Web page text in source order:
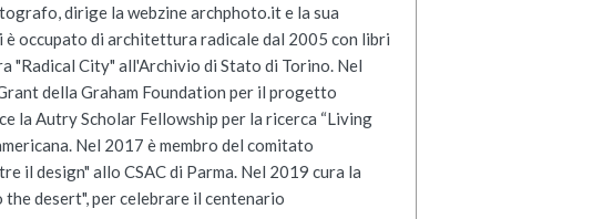
dirige la webzine archphoto.it e la sua
è occupato di architettura radicale dal 2005 con libri
"Radical City" all'Archivio di Stato di Torino. Nel
della Graham Foundation per il progetto
la Autry Scholar Fellowship per la ricerca “Living
Nel 2017 è membro del comitato
il design" allo CSAC di Parma. Nel 2019 cura la
desert", per celebrare il centenario